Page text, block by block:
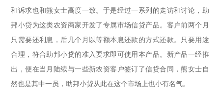
和诉求也和熊女士高度一致。于是经过一系列的走访和讨论，助
邦小贷为这类农资商家开发了专属市场信贷产品。客户前两个月
只需要还利息，后几个月以等额本息还款的方式还款。只要用途
合理，符合助邦小贷的准入要求即可使用本产品。新产品一经推
出，便在当月陆续与一些新农资客户签订了信贷合同，熊女士自
然也是其中一员，助邦小贷从此在这个市场上也小有名气。